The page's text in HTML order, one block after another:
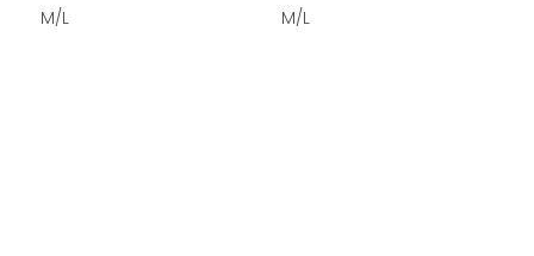
M/L M/L